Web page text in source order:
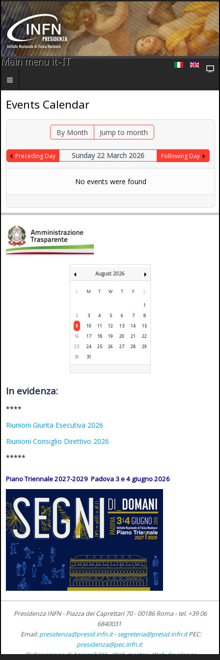
Main menu it-IT
Events Calendar
By Month Jump to month
Preceding Day Sunday 22 March 2026 Following Day
No events were found
August 2026
S M T W T F S
1
2
3 4 5 6 7
8
9
10 11 12 13 14
15
16
17 18 19 20 21
22
23
24 25 26 27 28
29
30
31
In evidenza:
****
Riunioni Giunta Esecutiva 2026
Riunioni Consiglio Direttivo 2026
*****
Piano Triennale 2027-2029 Padova 3 e 4 giugno 2026
Presidenza INFN - Piazza dei Caprettari 70 - 00186 Roma -tel. +39 06
6840031
Email:presidenza@presid.infn.it-segreteria@presid.infn.it PEC:
presidenza@pec.infn.it
Dichiarazione di Accessibilità-Web master-Web developer